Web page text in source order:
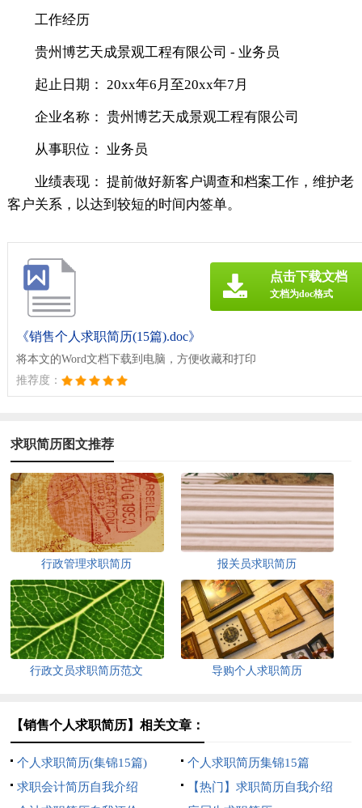
工作经历
贵州博艺天成景观工程有限公司 - 业务员
起止日期： 20xx年6月至20xx年7月
企业名称： 贵州博艺天成景观工程有限公司
从事职位： 业务员
业绩表现： 提前做好新客户调查和档案工作，维护老
客户关系，以达到较短的时间内签单。
《销售个人求职简历(15篇).doc》
将本文的Word文档下载到电脑，方便收藏和打印
推荐度：
点击下载文档
文档为doc格式
求职简历图文推荐
行政管理求职简历 报关员求职简历
行政文员求职简历范文 导购个人求职简历
【销售个人求职简历】相关文章：
个人求职简历(集锦15篇)
个人求职简历集锦15篇
求职会计简历自我介绍
【热门】求职简历自我介绍